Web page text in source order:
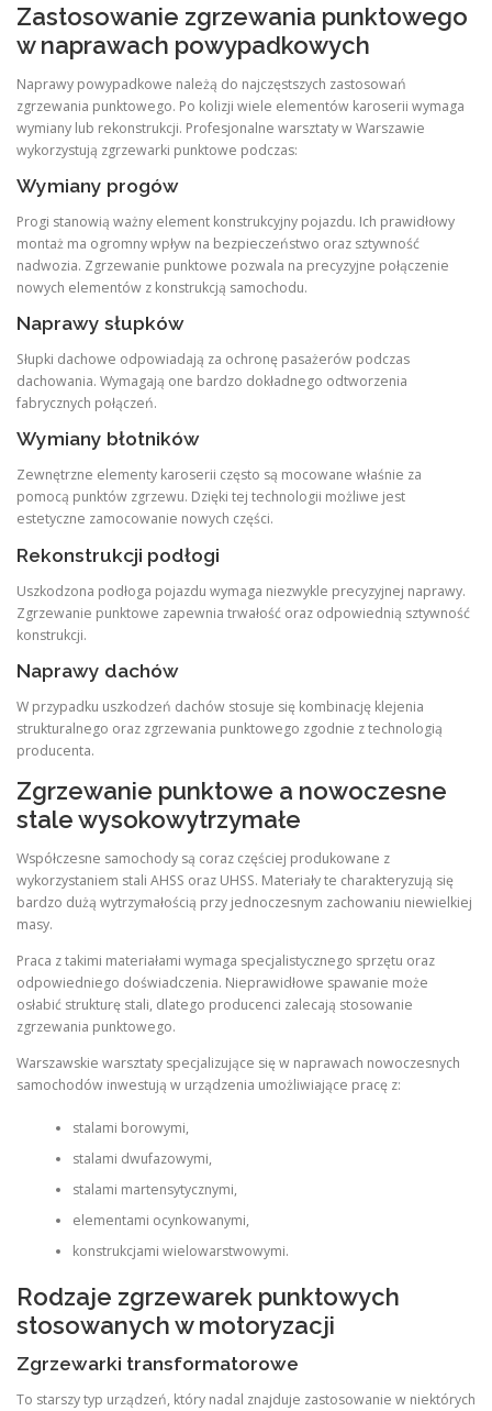
Zastosowanie zgrzewania punktowego
w naprawach powypadkowych
Naprawy powypadkowe należą do najczęstszych zastosowań
zgrzewania punktowego. Po kolizji wiele elementów karoserii wymaga
wymiany lub rekonstrukcji. Profesjonalne warsztaty w Warszawie
wykorzystują zgrzewarki punktowe podczas:
Wymiany progów
Progi stanowią ważny element konstrukcyjny pojazdu. Ich prawidłowy
montaż ma ogromny wpływ na bezpieczeństwo oraz sztywność
nadwozia. Zgrzewanie punktowe pozwala na precyzyjne połączenie
nowych elementów z konstrukcją samochodu.
Naprawy słupków
Słupki dachowe odpowiadają za ochronę pasażerów podczas
dachowania. Wymagają one bardzo dokładnego odtworzenia
fabrycznych połączeń.
Wymiany błotników
Zewnętrzne elementy karoserii często są mocowane właśnie za
pomocą punktów zgrzewu. Dzięki tej technologii możliwe jest
estetyczne zamocowanie nowych części.
Rekonstrukcji podłogi
Uszkodzona podłoga pojazdu wymaga niezwykle precyzyjnej naprawy.
Zgrzewanie punktowe zapewnia trwałość oraz odpowiednią sztywność
konstrukcji.
Naprawy dachów
W przypadku uszkodzeń dachów stosuje się kombinację klejenia
strukturalnego oraz zgrzewania punktowego zgodnie z technologią
producenta.
Zgrzewanie punktowe a nowoczesne
stale wysokowytrzymałe
Współczesne samochody są coraz częściej produkowane z
wykorzystaniem stali AHSS oraz UHSS. Materiały te charakteryzują się
bardzo dużą wytrzymałością przy jednoczesnym zachowaniu niewielkiej
masy.
Praca z takimi materiałami wymaga specjalistycznego sprzętu oraz
odpowiedniego doświadczenia. Nieprawidłowe spawanie może
osłabić strukturę stali, dlatego producenci zalecają stosowanie
zgrzewania punktowego.
Warszawskie warsztaty specjalizujące się w naprawach nowoczesnych
samochodów inwestują w urządzenia umożliwiające pracę z:
stalami borowymi,
stalami dwufazowymi,
stalami martensytycznymi,
elementami ocynkowanymi,
konstrukcjami wielowarstwowymi.
Rodzaje zgrzewarek punktowych
stosowanych w motoryzacji
Zgrzewarki transformatorowe
To starszy typ urządzeń, który nadal znajduje zastosowanie w niektórych